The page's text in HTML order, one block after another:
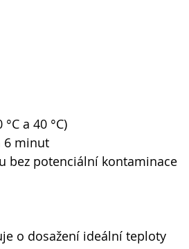
a 40 °C)
6 minut
bez potenciální kontaminace
o dosažení ideální teploty